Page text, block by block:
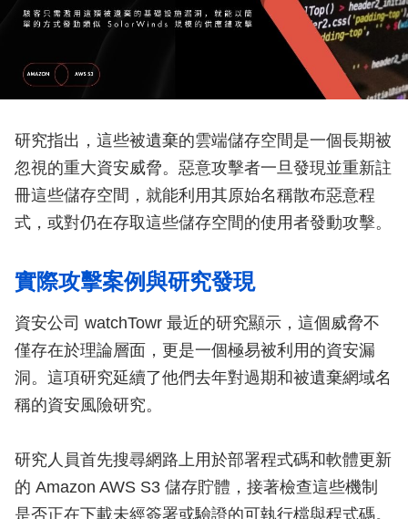
研究指出，這些被遺棄的雲端儲存空間是一個長期被
忽視的重大資安威脅。惡意攻擊者一旦發現並重新註
冊這些儲存空間，就能利用其原始名稱散布惡意程
式，或對仍在存取這些儲存空間的使用者發動攻擊。
實際攻擊案例與研究發現
資安公司 watchTowr 最近的研究顯示，這個威脅不
僅存在於理論層面，更是一個極易被利用的資安漏
洞。這項研究延續了他們去年對過期和被遺棄網域名
稱的資安風險研究。
研究人員首先搜尋網路上用於部署程式碼和軟體更新
的 Amazon AWS S3 儲存貯體，接著檢查這些機制
是否正在下載未經簽署或驗證的可執行檔與程式碼。